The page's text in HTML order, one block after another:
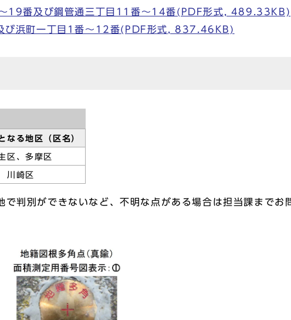
19番及び鋼管通三丁目11番～14番(PDF形式, 489.33KB)
び浜町一丁目1番～12番(PDF形式, 837.46KB)
なる地区（区名）
区、多摩区
川崎区
判別ができないなど、不明な点がある場合は担当課までお